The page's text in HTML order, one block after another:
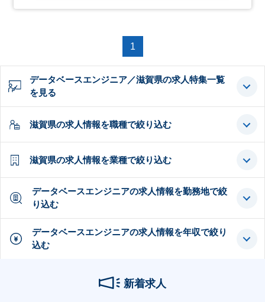
1
データベースエンジニア／滋賀県の求人特集一覧
を見る
滋賀県の求人情報を職種で絞り込む
滋賀県の求人情報を業種で絞り込む
データベースエンジニアの求人情報を勤務地で絞
り込む
データベースエンジニアの求人情報を年収で絞り
込む
新着求人